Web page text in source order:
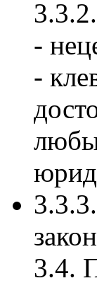
-
-
3.4.